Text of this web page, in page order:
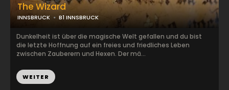
The Wizard
INNSBRUCK B1 INNSBRUCK
Dunkelheit ist über die magische Welt gefallen und du bist
die letzte Hoffnung auf ein freies und friedliches Leben
zwischen Zauberern und Hexen. Der mä...
WEITER